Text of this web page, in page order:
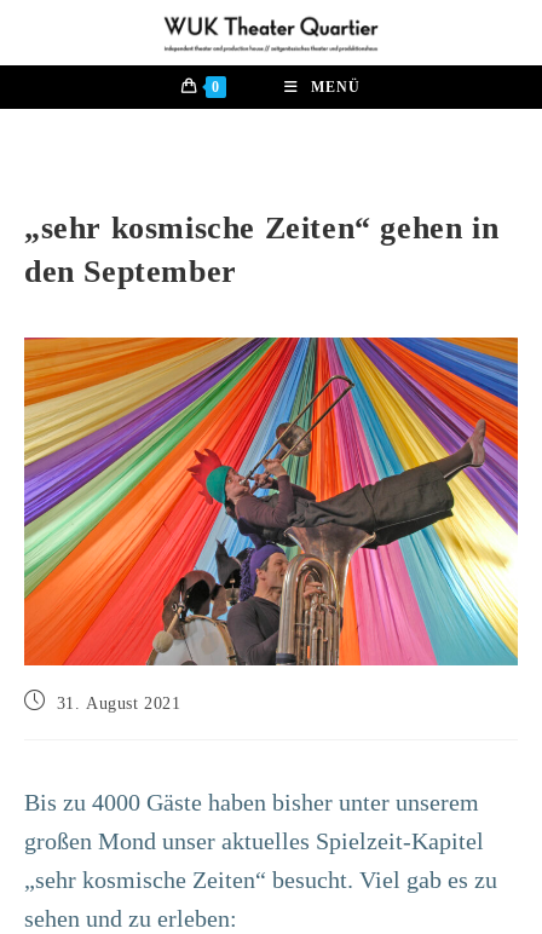
springen
0 MENÜ
„sehr kosmische Zeiten“ gehen in
den September
Beitrag31. August 2021
Bis zu 4000 Gäste haben bisher unter unserem
großen Mond unser aktuelles Spielzeit-Kapitel
„sehr kosmische Zeiten“ besucht. Viel gab es zu
sehen und zu erleben: